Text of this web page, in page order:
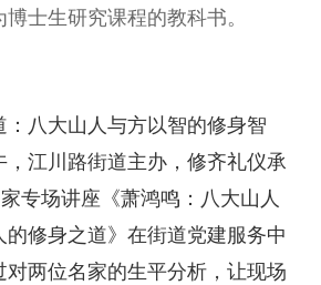
士生研究课程的教科书。
：八大山人与方以智的修身智
，江川路街道主办，修齐礼仪承
专场讲座《萧鸿鸣：八大山人
修身之道》在街道党建服务中
对两位名家的生平分析，让现场